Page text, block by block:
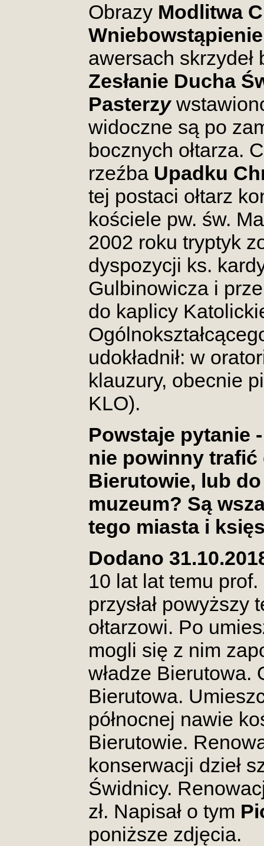
Obrazy Modlitwa
Wniebowstąpienie
awersach
Zesłanie Ducha
Pasterzy
widoczne są po
bocznych ołtarza.
rzeźba Upadku
tej postaci ołtarz
kościele pw. św.
2002 roku tryptyk
dyspozycji ks.
Gulbinowicza i
do kaplicy
udokładnił: w
klauzury, obecnie
KLO).
Powstaje pytanie
nie powinny trafić
Bierutowie, lub
muzeum? Są
tego miasta i
Dodano
10 lat lat temu
przysłał
ołtarzowi. Po
mogli się z nim
władze Bierutowa.
Bierutowa.
północnej nawie
Bierutowie.
konserwacji dzieł
Świdnicy.
zł. Napisał o tym
poniższe zdjęcia.